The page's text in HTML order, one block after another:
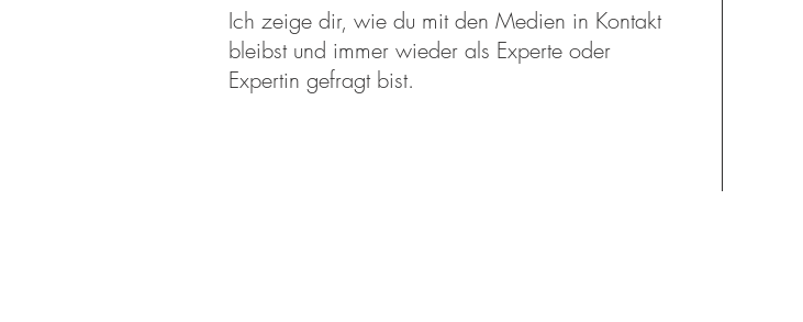
Ich zeige dir, wie du mit den Medien in Kontakt
bleibst und immer wieder als Experte oder
Expertin gefragt bist.